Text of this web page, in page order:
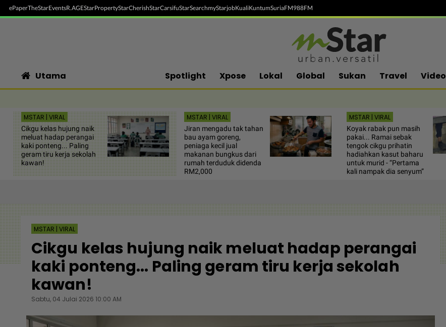
ePaperTheStarEventsR.AGEStarPropertyStarCherishStarCarsifuStarSearchmyStarjobKualiKuntumSuriaFM988FM
Utama Spotlight Xpose Lokal Global Sukan Travel Video
MSTAR | VIRAL
Cikgu kelas hujung naik
meluat hadap perangai
kaki ponteng... Paling
geram tiru kerja sekolah
kawan!
MSTAR | VIRAL
Jiran mengadu tak tahan
bau ayam goreng,
peniaga kecil jual
makanan bungkus dari
rumah terduduk didenda
RM2,000
MSTAR | VIRAL
Koyak rabak pun masih
pakai... Ramai sebak
tengok cikgu prihatin
hadiahkan kasut baharu
untuk murid - “Pertama
kali nampak dia senyum”
MSTAR | VIRAL
Cikgu kelas hujung naik meluat hadap perangai
kaki ponteng... Paling geram tiru kerja sekolah
kawan!
Sabtu, 04 Julai 2026 10:00 AM